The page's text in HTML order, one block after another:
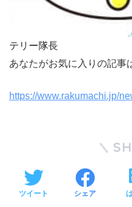
テリー隊長
あなたがお気に入りの記事
https://www.rakumachi.jp/
ツイート シェア